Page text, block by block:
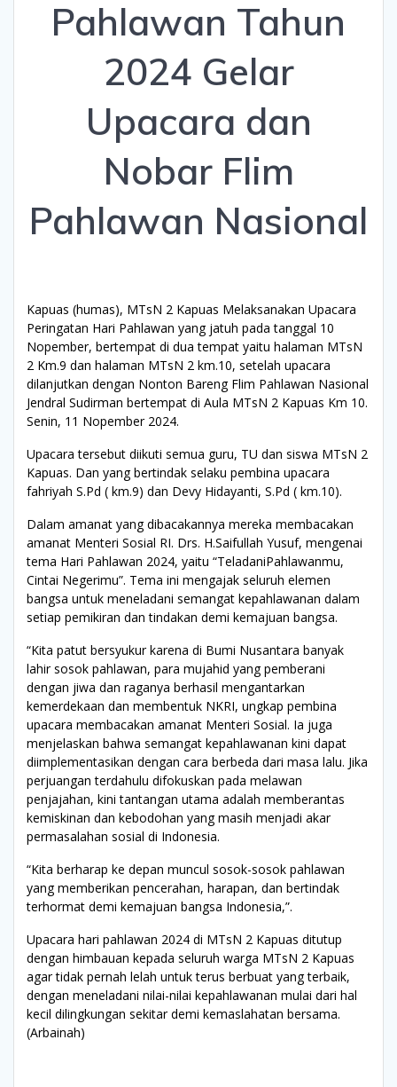
Pahlawan Tahun
2024 Gelar
Upacara dan
Nobar Flim
Pahlawan Nasional
Kapuas (humas), MTsN 2 Kapuas Melaksanakan Upacara
Peringatan Hari Pahlawan yang jatuh pada tanggal 10
Nopember, bertempat di dua tempat yaitu halaman MTsN
2 Km.9 dan halaman MTsN 2 km.10, setelah upacara
dilanjutkan dengan Nonton Bareng Flim Pahlawan Nasional
Jendral Sudirman bertempat di Aula MTsN 2 Kapuas Km 10.
Senin, 11 Nopember 2024.
Upacara tersebut diikuti semua guru, TU dan siswa MTsN 2
Kapuas. Dan yang bertindak selaku pembina upacara
fahriyah S.Pd ( km.9) dan Devy Hidayanti, S.Pd ( km.10).
Dalam amanat yang dibacakannya mereka membacakan
amanat Menteri Sosial RI. Drs. H.Saifullah Yusuf, mengenai
tema Hari Pahlawan 2024, yaitu “TeladaniPahlawanmu,
Cintai Negerimu”. Tema ini mengajak seluruh elemen
bangsa untuk meneladani semangat kepahlawanan dalam
setiap pemikiran dan tindakan demi kemajuan bangsa.
“Kita patut bersyukur karena di Bumi Nusantara banyak
lahir sosok pahlawan, para mujahid yang pemberani
dengan jiwa dan raganya berhasil mengantarkan
kemerdekaan dan membentuk NKRI, ungkap pembina
upacara membacakan amanat Menteri Sosial. Ia juga
menjelaskan bahwa semangat kepahlawanan kini dapat
diimplementasikan dengan cara berbeda dari masa lalu. Jika
perjuangan terdahulu difokuskan pada melawan
penjajahan, kini tantangan utama adalah memberantas
kemiskinan dan kebodohan yang masih menjadi akar
permasalahan sosial di Indonesia.
“Kita berharap ke depan muncul sosok-sosok pahlawan
yang memberikan pencerahan, harapan, dan bertindak
terhormat demi kemajuan bangsa Indonesia,”.
Upacara hari pahlawan 2024 di MTsN 2 Kapuas ditutup
dengan himbauan kepada seluruh warga MTsN 2 Kapuas
agar tidak pernah lelah untuk terus berbuat yang terbaik,
dengan meneladani nilai-nilai kepahlawanan mulai dari hal
kecil dilingkungan sekitar demi kemaslahatan bersama.
(Arbainah)